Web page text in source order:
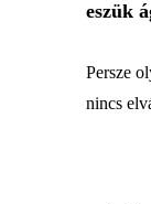
eszük
Persze
nincs